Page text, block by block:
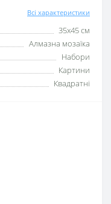
Всі характеристики
35х45 см
Алмазна мозаїка
Набори
Картини
Квадратні